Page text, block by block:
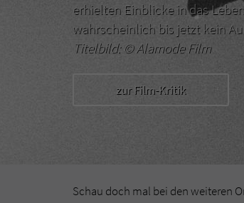
erhielten Einblicke in das
wahrscheinlich bis jetzt kein
Titelbild: ©Alamode Film
zur Film-Kritik
Schau doch mal bei den weiteren